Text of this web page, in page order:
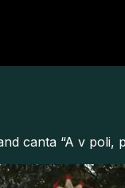
canta “A v poli,